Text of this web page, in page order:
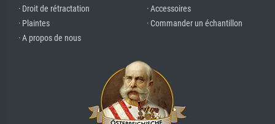
· Droit de rétractation
· Plaintes
· A propos de nous
· Accessoires
· Commander un échantillon